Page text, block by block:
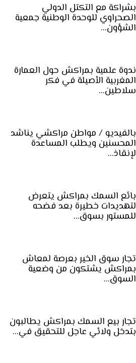
بشراكة مع التكتل الدولي
الصحراوي للوحدة الوطنية جمعية
الشؤون…
ندوة علمية بمراكش حول العمارة
المغربية الأصيلة في فكر
سلاطين…
بالفيديو / مواطن مراكشي يناشد
المحسنين ويطلب المساعدة
لإنقاذ…
بائع السمك بمراكش يتعرض
لتهديدات خطيرة بعد فضحه
للمستور بسوق…
تجار سوق الخير بعرصة لمعاش
بمراكش يشتكون من وضعية
السوق…
تجار بيع السمك بمراكش يطالبون
بتدخل ولائي عاجل للتحقيق في…